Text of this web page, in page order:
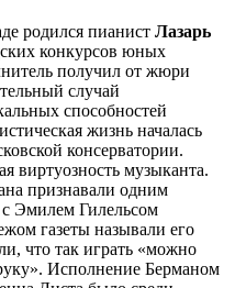
родился пианист Лазарь
конкурсов юных
получил от жюри
случай
способностей
жизнь началась
консерватории.
виртуозность музыканта.
признавали одним
Эмилем Гилельсом
газеты называли его
что так играть «можно
Исполнение Берманом